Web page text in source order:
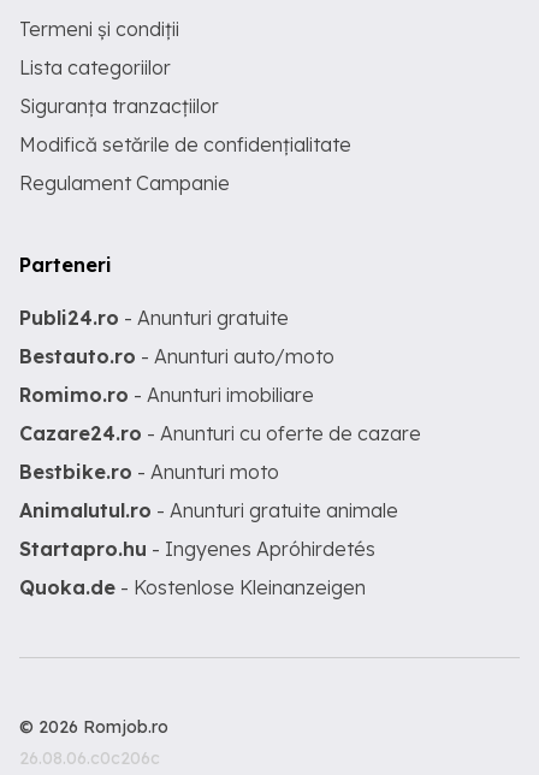
Termeni și condiții
Lista categoriilor
Siguranța tranzacțiilor
Modifică setările de confidențialitate
Regulament Campanie
Parteneri
Publi24.ro - Anunturi gratuite
Bestauto.ro - Anunturi auto/moto
Romimo.ro - Anunturi imobiliare
Cazare24.ro - Anunturi cu oferte de cazare
Bestbike.ro - Anunturi moto
Animalutul.ro - Anunturi gratuite animale
Startapro.hu - Ingyenes Apróhirdetés
Quoka.de - Kostenlose Kleinanzeigen
© 2026 Romjob.ro
26.08.06.c0c206c